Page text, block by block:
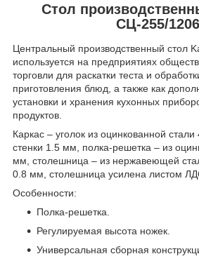
Стол
СЦ-255/1206
Центральный производственный стол
используется на предприятиях
торговли для раскатки теста и
приготовления блюд, а также как
установки и хранения кухонных
продуктов.
Каркас – уголок из оцинкованной
стенки 1.5 мм, полка-решетка – из
мм, столешница – из нержавеющей
0.8 мм, столешница усилена листом
Особенности:
Полка-решетка.
Регулируемая высота ножек.
Универсальная сборная